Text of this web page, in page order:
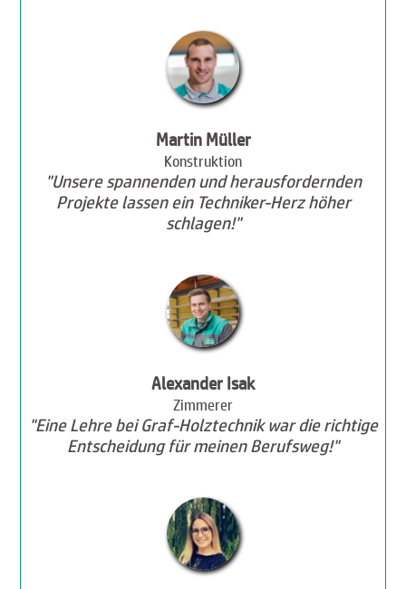
Martin Müller
Konstruktion
"Unsere spannenden und herausfordernden
Projekte lassen ein Techniker-Herz höher
schlagen!"
Alexander Isak
Zimmerer
"Eine Lehre bei Graf-Holztechnik war die richtige
Entscheidung für meinen Berufsweg!"